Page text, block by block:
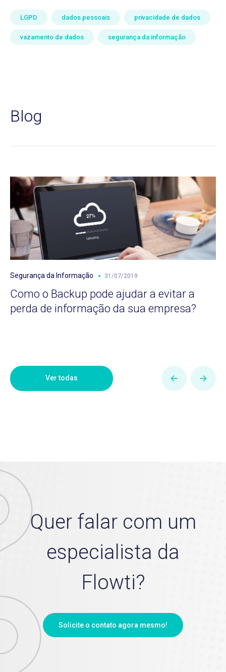
LGPD dados pessoais privacidade de dados
vazamento de dados segurança da informação
Blog
Segurança da Informação 31/07/2019
Como o Backup pode ajudar a evitar a
perda de informação da sua empresa?
Ver todas
Quer falar com um
especialista da
Flowti?
Solicite o contato agora mesmo!